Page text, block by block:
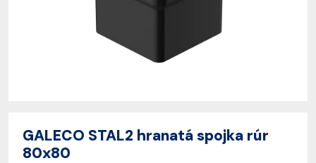
GALECO STAL2 hranatá spojka rúr
80x80